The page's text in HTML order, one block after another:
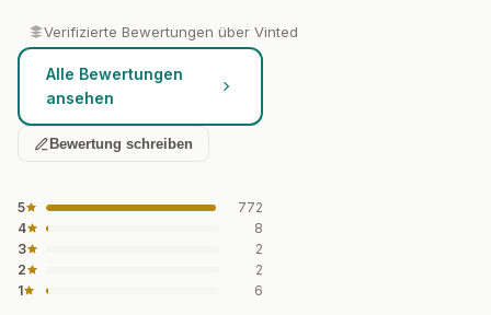
Verifizierte Bewertungen über Vinted
Alle Bewertungen
ansehen
Bewertung schreiben
5
772
4
8
3
2
2
2
1
6